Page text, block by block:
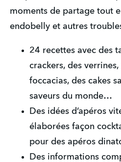
moments de partage tout
endobelly et autres
24 recettes avec des
crackers, des
foccacias, des cakes
saveurs du monde…
Des idées d’apéros
élaborées façon
pour des apéros
Des informations